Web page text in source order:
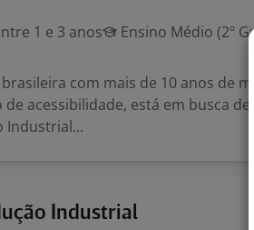
1 e 3 anos
Ensino Médio (2º
com mais de 10 anos de
acessibilidade, está em busca
Industrial...
Industrial